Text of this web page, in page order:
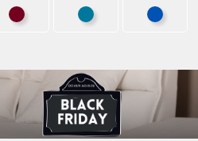
Bordeaux Azul Petróleo Azul